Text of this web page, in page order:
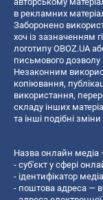
в рекламних
Заборонено
хоч із зазначенням
логотипу OBOZ.UA
письмового дозволу
Незаконним
копiювання,
використання,
складу інших
та інші подібні
Назва онлайн медіа
- суб'єкт у сфері
- ідентифікатор
- поштова адреса —